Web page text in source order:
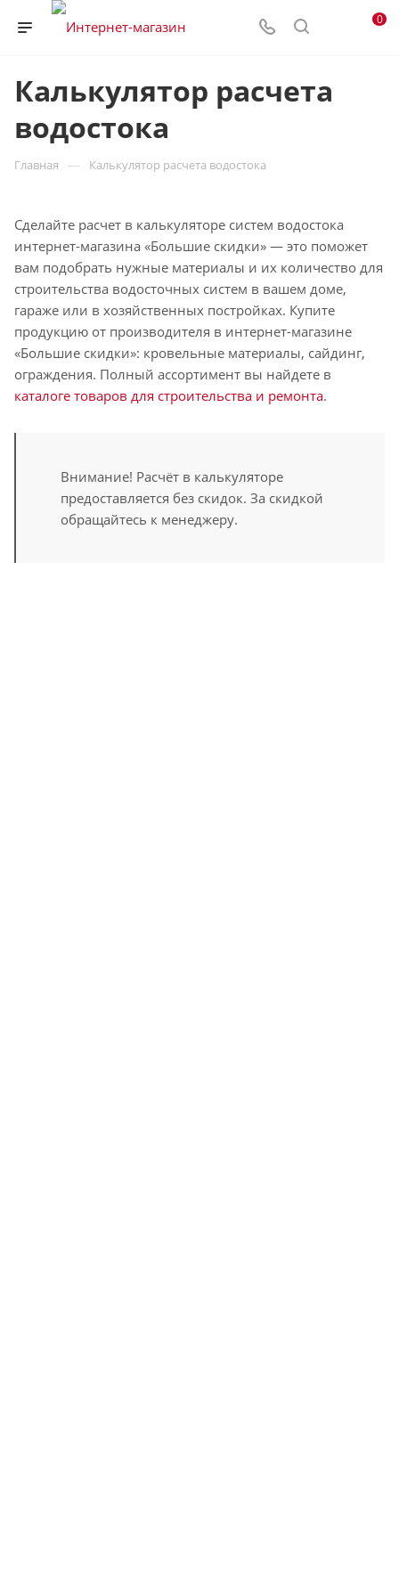
0
Калькулятор расчета
водостока
Главная — Калькулятор расчета водостока
Сделайте расчет в калькуляторе систем водостока
интернет-магазина «Большие скидки» — это поможет
вам подобрать нужные материалы и их количество для
строительства водосточных систем в вашем доме,
гараже или в хозяйственных постройках. Купите
продукцию от производителя в интернет-магазине
«Большие скидки»: кровельные материалы, сайдинг,
ограждения. Полный ассортимент вы найдете в
каталоге товаров для строительства и ремонта.
Внимание! Расчёт в калькуляторе
предоставляется без скидок. За скидкой
обращайтесь к менеджеру.